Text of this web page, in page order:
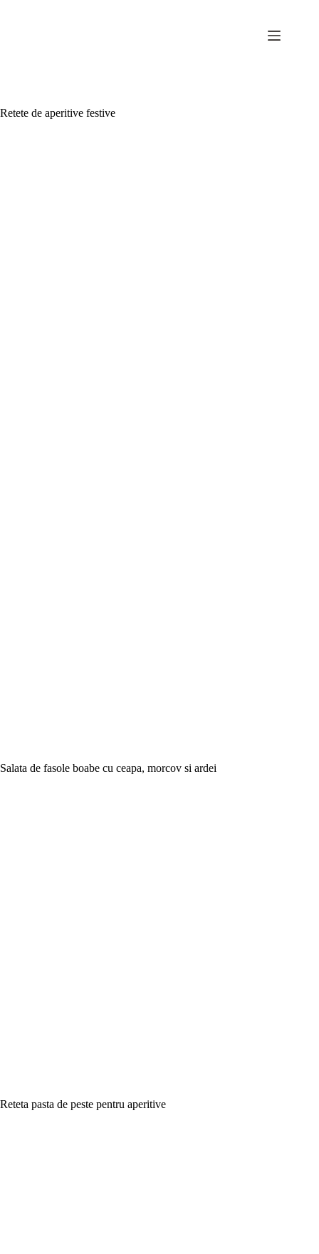
Retete de aperitive festive
Salata de fasole boabe cu ceapa, morcov si ardei
Reteta pasta de peste pentru aperitive